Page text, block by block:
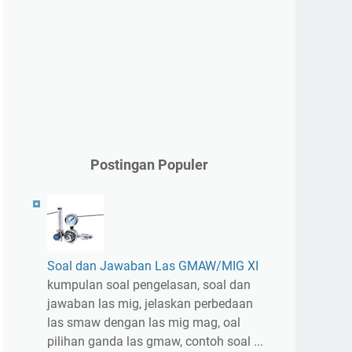
Postingan Populer
Soal dan Jawaban Las GMAW/MIG XI
kumpulan soal pengelasan, soal dan
jawaban las mig, jelaskan perbedaan
las smaw dengan las mig mag, oal
pilihan ganda las gmaw, contoh soal ...